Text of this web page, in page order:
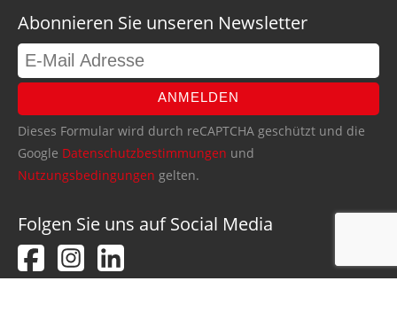
Abonnieren Sie unseren Newsletter
ANMELDEN
Dieses Formular wird durch reCAPTCHA geschützt und die
Google Datenschutzbestimmungen und
Nutzungsbedingungen gelten.
Folgen Sie uns auf Social Media